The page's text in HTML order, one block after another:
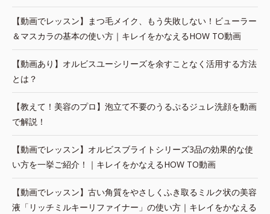
【動画でレッスン】まつ毛メイク、もう失敗しない！ビューラー
＆マスカラの基本の使い方｜キレイをかなえるHOW TO動画
【動画あり】オルビスユーシリーズを余すことなく活用する方法
とは？
【教えて！美容のプロ】泡立て不要のうるぷるジュレ洗顔を動画
で解説！
【動画でレッスン】オルビスブライトシリーズ3品の効果的な使
い方を一挙ご紹介！｜キレイをかなえるHOW TO動画
【動画でレッスン】古い角質をやさしくふき取るミルク状の美容
液「リッチミルキーリファイナー」の使い方｜キレイをかなえる